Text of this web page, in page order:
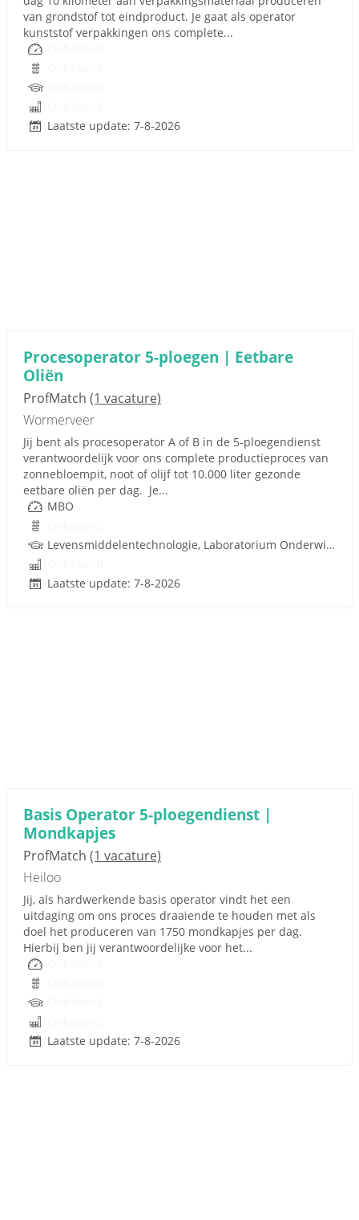
van grondstof tot eindproduct. Je gaat als operator
kunststof verpakkingen ons complete...
Laatste update: 7-8-2026
Procesoperator 5-ploegen | Eetbare
Oliën
ProfMatch (1 vacature)
Wormerveer
Jij bent als procesoperator A of B in de 5-ploegendienst
verantwoordelijk voor ons complete productieproces van
zonnebloempit, noot of olijf tot 10.000 liter gezonde
eetbare oliën per dag. Je...
MBO
Levensmiddelentechnologie, Laboratorium Onderwijs, Procestechnologie
Laatste update: 7-8-2026
Basis Operator 5-ploegendienst |
Mondkapjes
ProfMatch (1 vacature)
Heiloo
Jij, als hardwerkende basis operator vindt het een
uitdaging om ons proces draaiende te houden met als
doel het produceren van 1750 mondkapjes per dag.
Hierbij ben jij verantwoordelijke voor het...
Laatste update: 7-8-2026